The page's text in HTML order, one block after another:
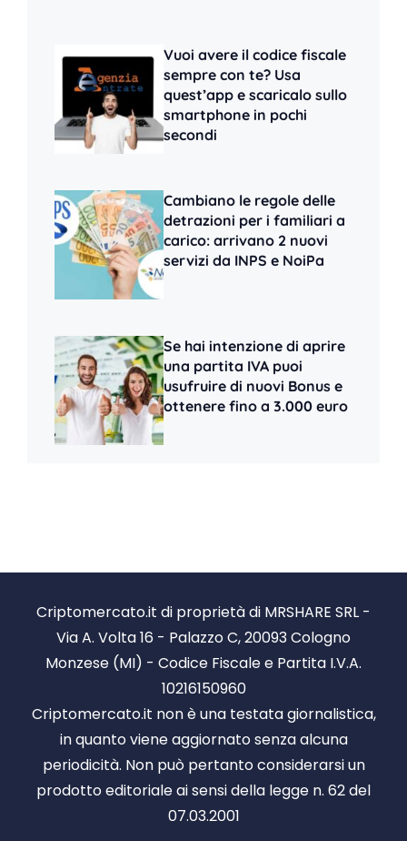
Vuoi avere il codice fiscale
sempre con te? Usa
quest’app e scaricalo sullo
smartphone in pochi
secondi
Cambiano le regole delle
detrazioni per i familiari a
carico: arrivano 2 nuovi
servizi da INPS e NoiPa
Se hai intenzione di aprire
una partita IVA puoi
usufruire di nuovi Bonus e
ottenere fino a 3.000 euro
Criptomercato.it di proprietà di MRSHARE SRL -
Via A. Volta 16 - Palazzo C, 20093 Cologno
Monzese (MI) - Codice Fiscale e Partita I.V.A.
10216150960
Criptomercato.it non è una testata giornalistica,
in quanto viene aggiornato senza alcuna
periodicità. Non può pertanto considerarsi un
prodotto editoriale ai sensi della legge n. 62 del
07.03.2001